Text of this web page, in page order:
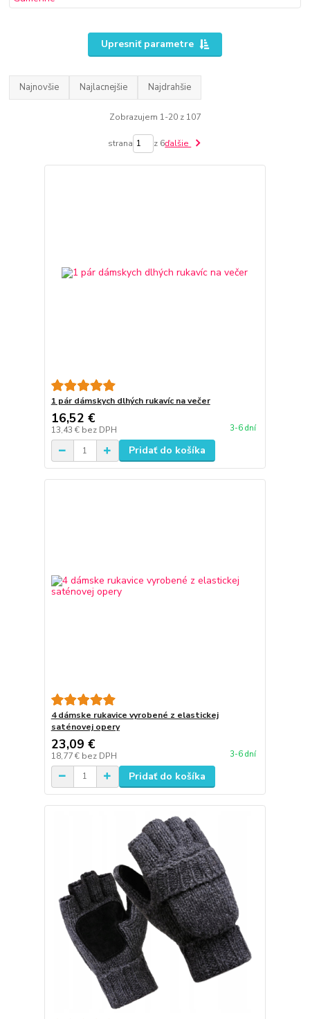
Upresniť parametre
Najnovšie Najlacnejšie Najdrahšie
Zobrazujem 1-20 z 107
strana z 6ďalšie
1 pár dámskych dlhých rukavíc na večer
16,52 €
13,43 € bez DPH 3-6 dní
Pridať do košíka
4 dámske rukavice vyrobené z elastickej
saténovej opery
23,09 €
18,77 € bez DPH 3-6 dní
Pridať do košíka